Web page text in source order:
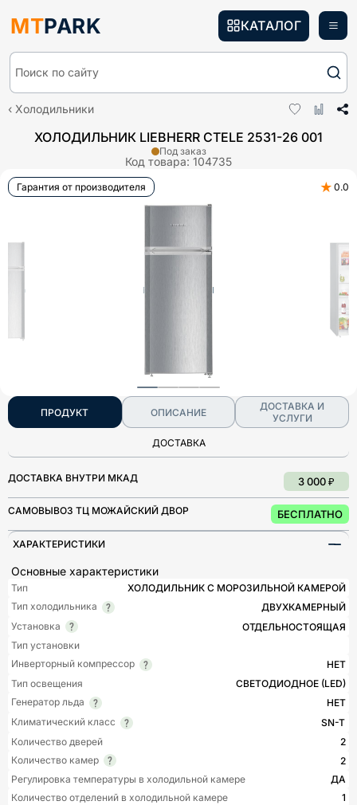
MTPARK
Поиск по сайту
КАТАЛОГ
Холодильники
ХОЛОДИЛЬНИК LIEBHERR CTELE 2531-26 001
Код товара: 104735
Под заказ
Гарантия от производителя ★ 0.0
ПРОДУКТ ОПИСАНИЕ
ДОСТАВКА И
УСЛУГИ
ДОСТАВКА
ДОСТАВКА ВНУТРИ МКАД 3 000 ₽
САМОВЫВОЗ ТЦ МОЖАЙСКИЙ ДВОР БЕСПЛАТНО
ХАРАКТЕРИСТИКИ
Основные характеристики
Тип
ХОЛОДИЛЬНИК С МОРОЗИЛЬНОЙ КАМЕРОЙ
Тип холодильника
ДВУХКАМЕРНЫЙ
Установка
ОТДЕЛЬНОСТОЯЩАЯ
Тип установки
Инверторный компрессор
НЕТ
Тип освещения
СВЕТОДИОДНОЕ (LED)
Генератор льда
НЕТ
Климатический класс
SN-T
Количество дверей
2
Количество камер
2
Регулировка температуры в холодильной камере
ДА
Количество отделений в холодильной камере
1